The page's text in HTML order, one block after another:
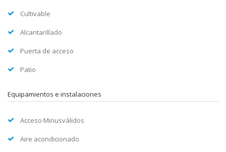
Cultivable
Alcantarillado
Puerta de acceso
Patio
Equipamientos e instalaciones
Acceso Minusválidos
Aire acondicionado